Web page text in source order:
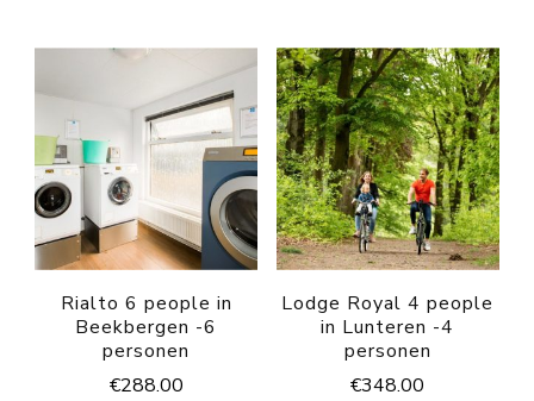
Rialto 6 people in
Beekbergen -6
personen
€288.00
Lodge Royal 4 people
in Lunteren -4
personen
€348.00